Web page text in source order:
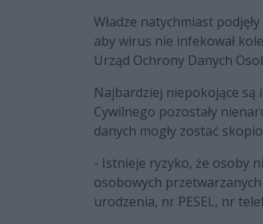
Władze natychmiast
aby wirus nie infekował
Urząd Ochrony Danych
Najbardziej niepokojące są
Cywilnego pozostały
danych mogły zostać
- Istnieje ryzyko, że osoby
osobowych
urodzenia, nr PESEL, nr